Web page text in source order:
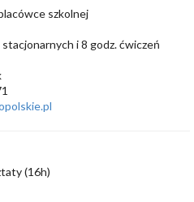
szkolnej
i 8 godz. ćwiczeń
(16h)